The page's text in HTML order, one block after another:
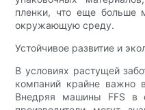
пленки, что еще больше
окружающую среду.
Устойчивое развитие и
В условиях растущей
компаний крайне важно
Внедряя машины FFS в